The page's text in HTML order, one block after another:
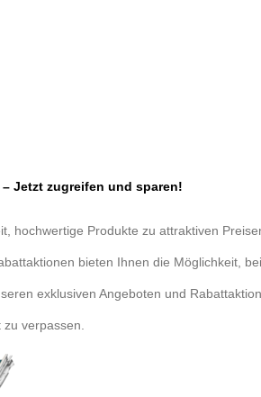
Jetzt zugreifen und sparen!
hochwertige Produkte zu attraktiven
bieten Ihnen die Möglichkeit,
exklusiven Angeboten und
verpassen.